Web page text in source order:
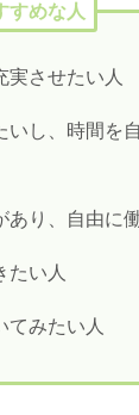
すめな人
実させたい人
いし、時間を
あり、自由に
たい人
てみたい人